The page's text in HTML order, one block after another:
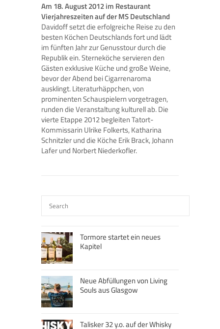
Am 18. August 2012 im Restaurant
Vierjahreszeiten auf der MS Deutschland
Davidoff setzt die erfolgreiche Reise zu den
besten Köchen Deutschlands fort und lädt
im fünften Jahr zur Genusstour durch die
Republik ein. Sterneköche servieren den
Gästen exklusive Küche und große Weine,
bevor der Abend bei Cigarrenaroma
ausklingt. Literaturhäppchen, von
prominenten Schauspielern vorgetragen,
runden die Veranstaltung kulturell ab. Die
vierte Etappe 2012 begleiten Tatort-
Kommissarin Ulrike Folkerts, Katharina
Schnitzler und die Köche Erik Brack, Johann
Lafer und Norbert Niederkofler.
Tormore startet ein neues
Kapitel
Neue Abfüllungen von Living
Souls aus Glasgow
Talisker 32 y.o. auf der Whisky